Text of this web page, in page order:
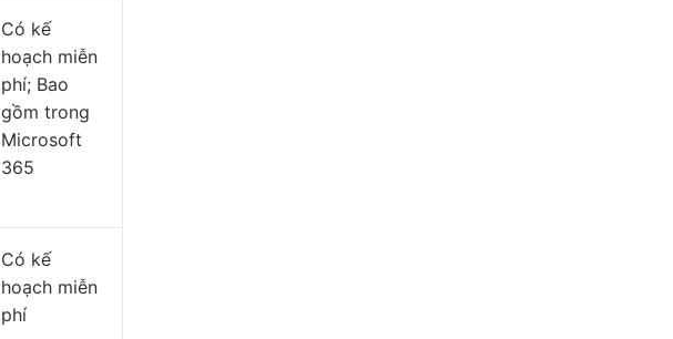
Có kế
hoạch miễn
phí; Bao
gồm trong
Microsoft
365
Có kế
hoạch miễn
phí